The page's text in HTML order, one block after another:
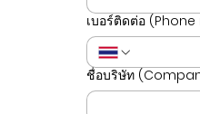
เบอร์ติดต่อ
ชื่อบริษัท